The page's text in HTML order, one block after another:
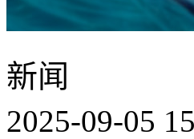
新闻
2025-09-05